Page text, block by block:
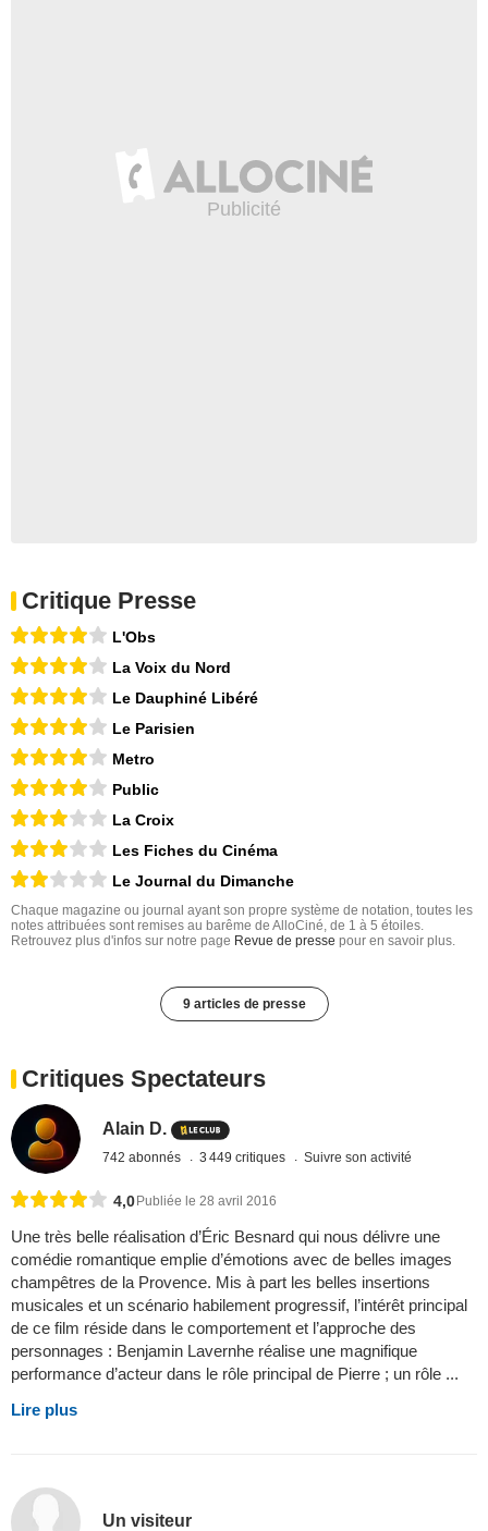
Critique Presse
L'Obs
La Voix du Nord
Le Dauphiné Libéré
Le Parisien
Metro
Public
La Croix
Les Fiches du Cinéma
Le Journal du Dimanche
Chaque magazine ou journal ayant son propre système de notation, toutes les
notes attribuées sont remises au barême de AlloCiné, de 1 à 5 étoiles.
Retrouvez plus d'infos sur notre page Revue de presse pour en savoir plus.
9 articles de presse
Critiques Spectateurs
Alain D.
742 abonnés 3 449 critiques Suivre son activité
4,0 Publiée le 28 avril 2016
Une très belle réalisation d’Éric Besnard qui nous délivre une
comédie romantique emplie d’émotions avec de belles images
champêtres de la Provence. Mis à part les belles insertions
musicales et un scénario habilement progressif, l’intérêt principal
de ce film réside dans le comportement et l’approche des
personnages : Benjamin Lavernhe réalise une magnifique
performance d’acteur dans le rôle principal de Pierre ; un rôle ...
Lire plus
Un visiteur